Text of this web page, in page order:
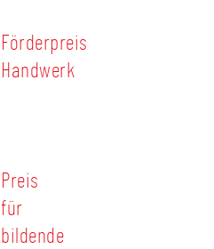
Förderpreis
Handwerk
Preis
für
bildende